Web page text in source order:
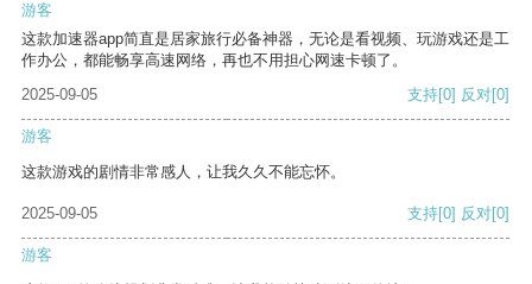
游客
这款加速器app简直是居家旅行必备神器，无论是看视频、玩游戏还是工
作办公，都能畅享高速网络，再也不用担心网速卡顿了。
2025-09-05
支持[0] 反对[0]
游客
这款游戏的剧情非常感人，让我久久不能忘怀。
2025-09-05 支持[0] 反对[0]
游客